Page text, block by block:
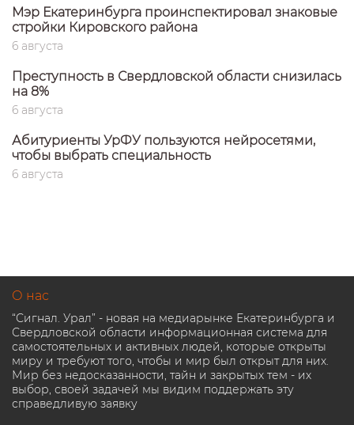
Мэр Екатеринбурга проинспектировал знаковые
стройки Кировского района
6 августа
Преступность в Свердловской области снизилась
на 8%
6 августа
Абитуриенты УрФУ пользуются нейросетями,
чтобы выбрать специальность
6 августа
О нас
“Сигнал. Урал” - новая на медиарынке Екатеринбурга и
Свердловской области информационная система для
самостоятельных и активных людей, которые открыты
миру и требуют того, чтобы и мир был открыт для них.
Мир без недосказанности, тайн и закрытых тем - их
выбор, своей задачей мы видим поддержать эту
справедливую заявку